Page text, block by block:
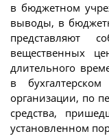
в бюджетном
выводы, в
представляют
вещественных
длительного
в
организации, по
средства,
установленном